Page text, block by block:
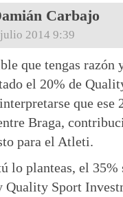
Carbajo
2014 9:39
que tengas razón
el 20% de
que ese
Braga,
para el Atleti.
lo planteas, el 35%
Sport